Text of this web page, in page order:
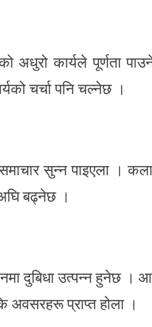
अधुरो कार्यले पूर्णता
चर्चा पनि चल्नेछ ।
सुन्न पाइएला ।
बढ्नेछ ।
दुबिधा उत्पन्न हुनेछ ।
अवसरहरू प्राप्त होला ।